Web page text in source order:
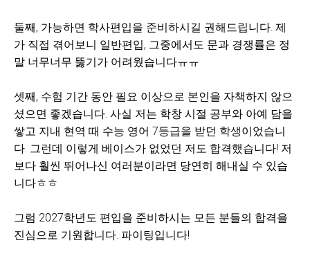
둘째, 가능하면 학사편입을 준비하시길 권해드립니다. 제
가 직접 겪어보니 일반편입, 그중에서도 문과 경쟁률은 정
말 너무너무 뚫기가 어려웠습니다ㅠㅠ
셋째, 수험 기간 동안 필요 이상으로 본인을 자책하지 않으
셨으면 좋겠습니다. 사실 저는 학창 시절 공부와 아예 담을
쌓고 지내 현역 때 수능 영어 7등급을 받던 학생이었습니
다. 그런데 이렇게 베이스가 없었던 저도 합격했습니다! 저
보다 훨씬 뛰어나신 여러분이라면 당연히 해내실 수 있습
니다ㅎㅎ
그럼 2027학년도 편입을 준비하시는 모든 분들의 합격을
진심으로 기원합니다. 파이팅입니다!